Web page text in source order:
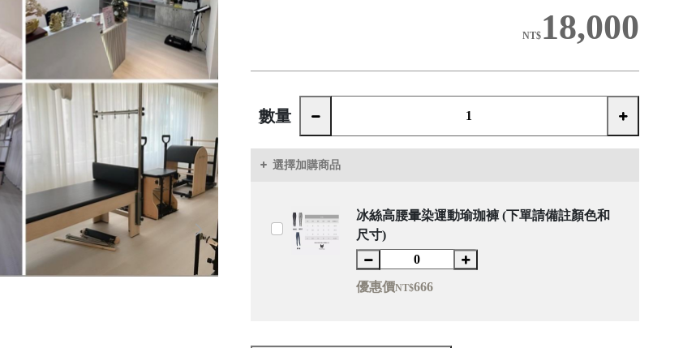
NT$ 18,000
數量
選擇加購商品
冰絲高腰暈染運動瑜珈褲 (下單請備註顏色和
尺寸)
優惠價NT$666